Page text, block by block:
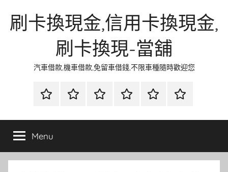
刷卡換現金,信用卡換現金,
刷卡換現-當舖
汽車借款,機車借款,免留車借錢,不限車種隨時歡迎您
首
當
金
網
資
流
時
環
清
聯
徵
Menu